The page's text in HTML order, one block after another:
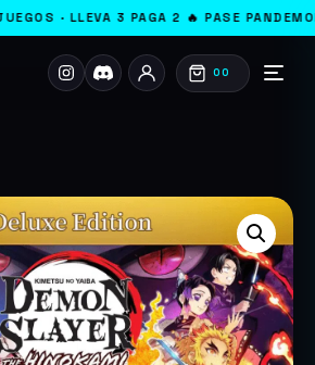
3 PAGA 2 🔥 PASE PANDEMONIUM YA
00